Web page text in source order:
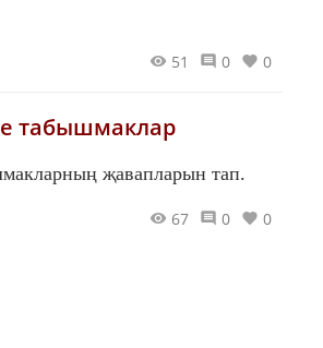
51 0 0
табышмаклар
җавапларын тап.
67 0 0